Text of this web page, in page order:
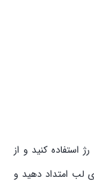
استفاده کنید و از
لب امتداد دهید و